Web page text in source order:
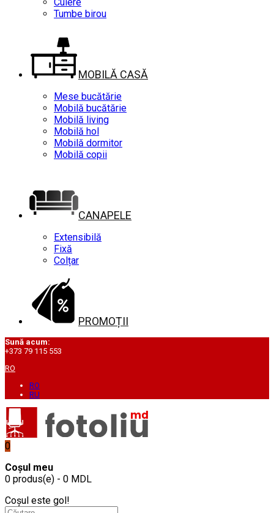
Tumbe birou
MOBILĂ CASĂ
Mese bucătărie
Mobilă bucătărie
Mobilă living
Mobilă hol
Mobilă dormitor
Mobilă copii
CANAPELE
Extensibilă
Fixă
Colțar
PROMOȚII
Sună acum:
+373 79 115 553
RO
RO
RU
0
Coșul meu
0 produs(e) - 0 MDL
Coșul este gol!